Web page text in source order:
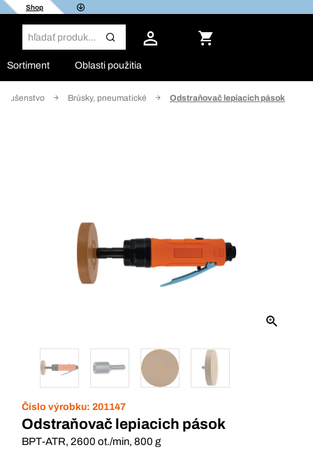
Shop
Sortiment Oblasti použitia
Brúsky, pneumatické Odstraňovač lepiacich pások
Číslo výrobku: 201147
Odstraňovač lepiacich pások
BPT-ATR, 2600 ot./min, 800 g